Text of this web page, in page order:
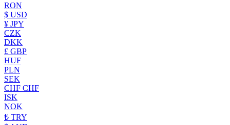
RON
$ USD
¥ JPY
CZK
DKK
£ GBP
HUF
PLN
SEK
CHF CHF
ISK
NOK
₺ TRY